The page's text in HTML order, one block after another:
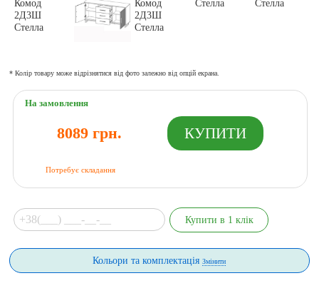
* Колір товару може відрізнятися від фото залежно від опцій екрана.
На замовлення
8089 грн.
Потребує складання
Кольори та комплектаціяЗмінити